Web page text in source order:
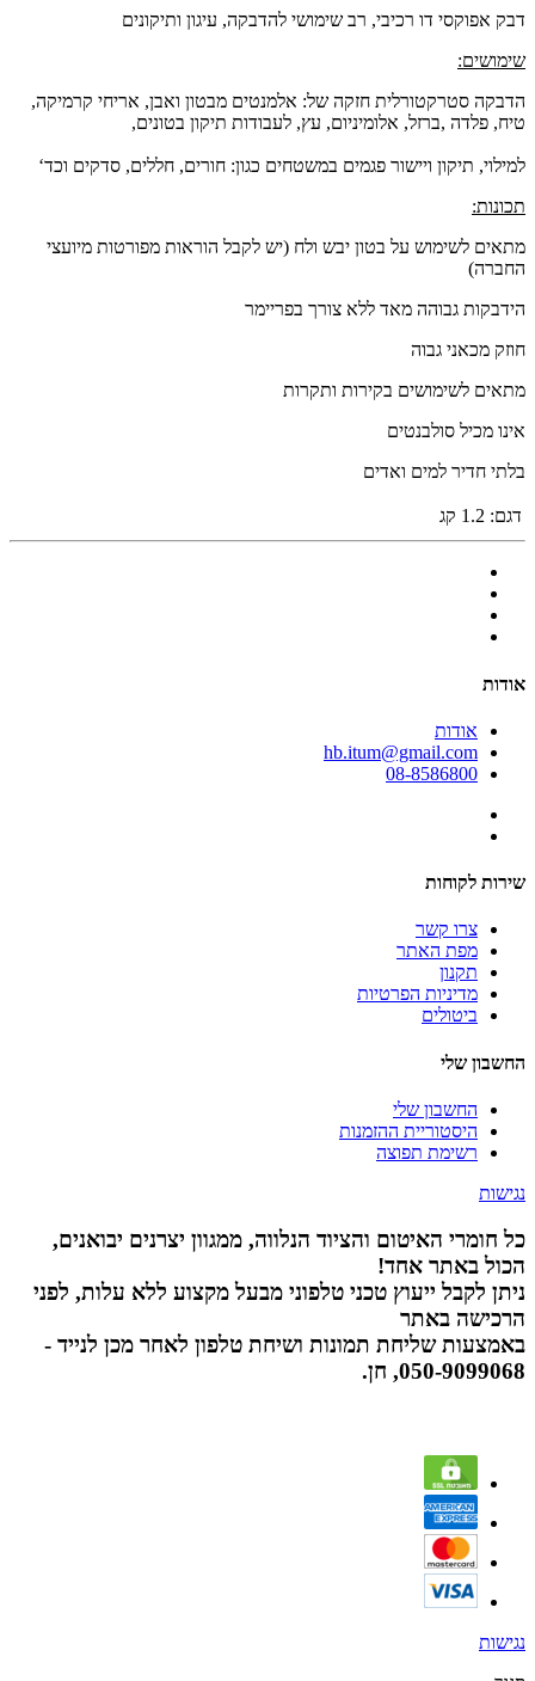
דבק אפוקסי דו רכיבי, רב שימושי להדבקה, עיגון ותיקונים
שימושים:
הדבקה סטרקטורלית חזקה של: אלמנטים מבטון ואבן, אריחי קרמיקה,
טיח, פלדה ,ברזל, אלומיניום, עץ, לעבודות תיקון בטונים,
למילוי, תיקון ויישור פגמים במשטחים כגון: חורים, חללים, סדקים וכד‘
תכונות:
מתאים לשימוש על בטון יבש ולח (יש לקבל הוראות מפורטות מיועצי
החברה)
הידבקות גבוהה מאד ללא צורך בפריימר
חוזק מכאני גבוה
מתאים לשימושים בקירות ותקרות
אינו מכיל סולבנטים
בלתי חדיר למים ואדים
דגם: 1.2 קג
אודות
אודות
hb.itum@gmail.com
08-8586800
שירות לקוחות
צרו קשר
מפת האתר
תקנון
מדיניות הפרטיות
ביטולים
החשבון שלי
החשבון שלי
היסטוריית ההזמנות
רשימת תפוצה
נגישות
כל חומרי האיטום והציוד הנלווה, ממגוון יצרנים יבואנים,
הכול באתר אחד!
ניתן לקבל ייעוץ טכני טלפוני מבעל מקצוע ללא עלות, לפני
הרכישה באתר
באמצעות שליחת תמונות ושיחת טלפון לאחר מכן לנייד -
050-9099068, חן.
נגישות